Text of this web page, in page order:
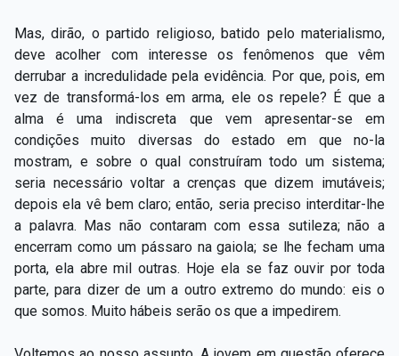
Mas, dirão, o partido religioso, batido pelo materialismo,
deve acolher com interesse os fenômenos que vêm
derrubar a incredulidade pela evidência. Por que, pois, em
vez de transformá-los em arma, ele os repele? É que a
alma é uma indiscreta que vem apresentar-se em
condições muito diversas do estado em que no-la
mostram, e sobre o qual construíram todo um sistema;
seria necessário voltar a crenças que dizem imutáveis;
depois ela vê bem claro; então, seria preciso interditar-lhe
a palavra. Mas não contaram com essa sutileza; não a
encerram como um pássaro na gaiola; se lhe fecham uma
porta, ela abre mil outras. Hoje ela se faz ouvir por toda
parte, para dizer de um a outro extremo do mundo: eis o
que somos. Muito hábeis serão os que a impedirem.